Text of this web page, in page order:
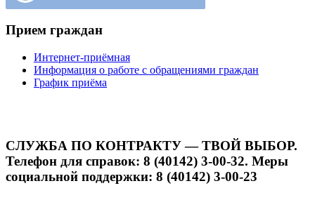
Прием граждан
Интернет-приёмная
Информация о работе с обращениями граждан
График приёма
СЛУЖБА ПО КОНТРАКТУ — ТВОЙ ВЫБОР.
Телефон для справок: 8 (40142) 3-00-32. Меры
социальной поддержки: 8 (40142) 3-00-23